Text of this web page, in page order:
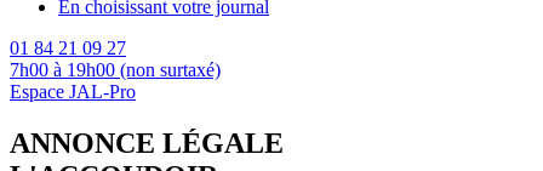
En choisissant votre journal
01 84 21 09 27
7h00 à 19h00 (non surtaxé)
Espace JAL-Pro
ANNONCE LÉGALE